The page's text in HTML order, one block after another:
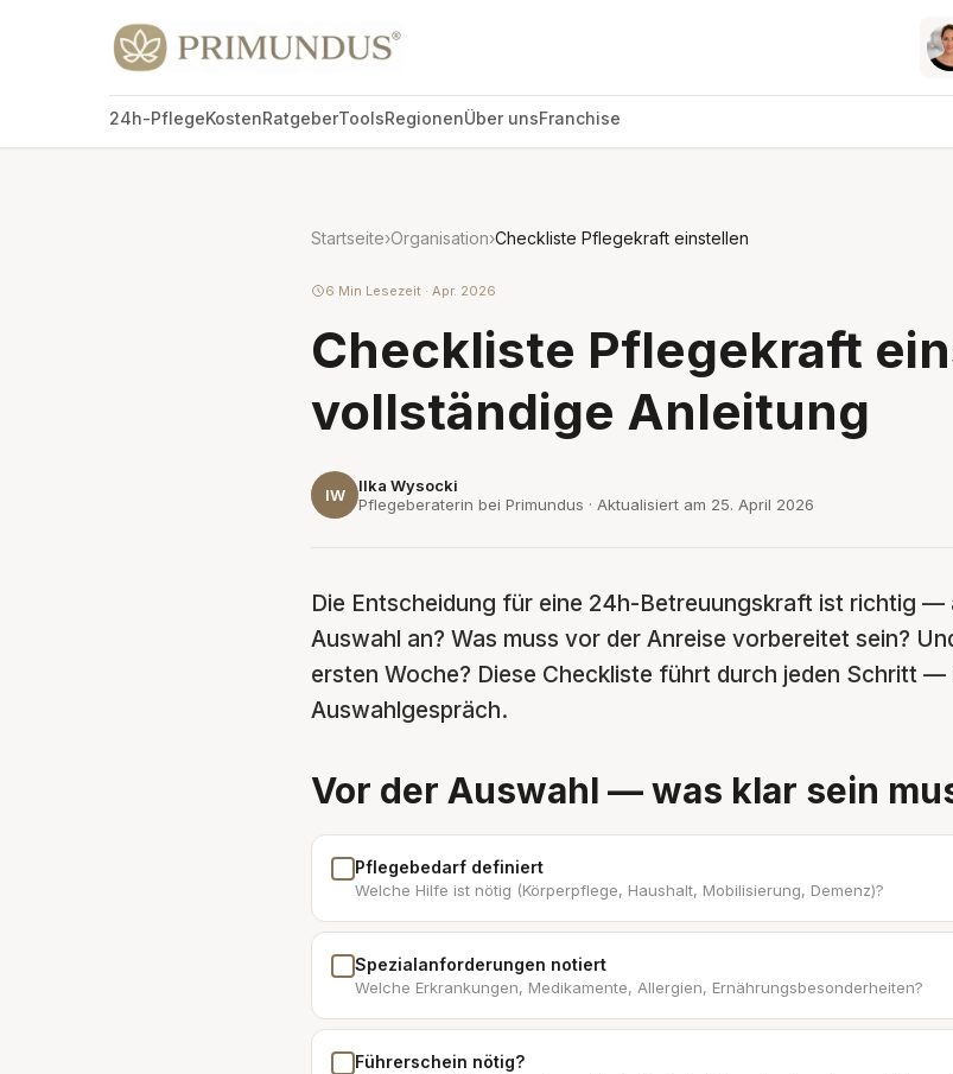
24h-PflegeKostenRatgeberToolsRegionenÜber unsFranchise
Startseite›Organisation›Checkliste Pflegekraft einstellen
6 Min Lesezeit · Apr. 2026
Checkliste Pflegekraft
vollständige Anleitung
IW
Ilka Wysocki
Pflegeberaterin bei Primundus · Aktualisiert am 25. April 2026
Die Entscheidung für eine 24h-Betreuungskraft ist richtig —
Auswahl an? Was muss vor der Anreise vorbereitet sein?
ersten Woche? Diese Checkliste führt durch jeden Schritt
Auswahlgespräch.
Vor der Auswahl — was klar sein
Pflegebedarf definiert
Welche Hilfe ist nötig (Körperpflege, Haushalt, Mobilisierung, Demenz)?
Spezialanforderungen notiert
Welche Erkrankungen, Medikamente, Allergien, Ernährungsbesonderheiten?
Führerschein nötig?